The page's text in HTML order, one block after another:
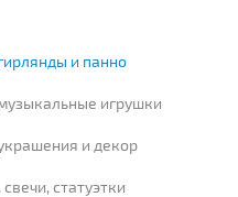
и панно
игрушки
и декор
статуэтки